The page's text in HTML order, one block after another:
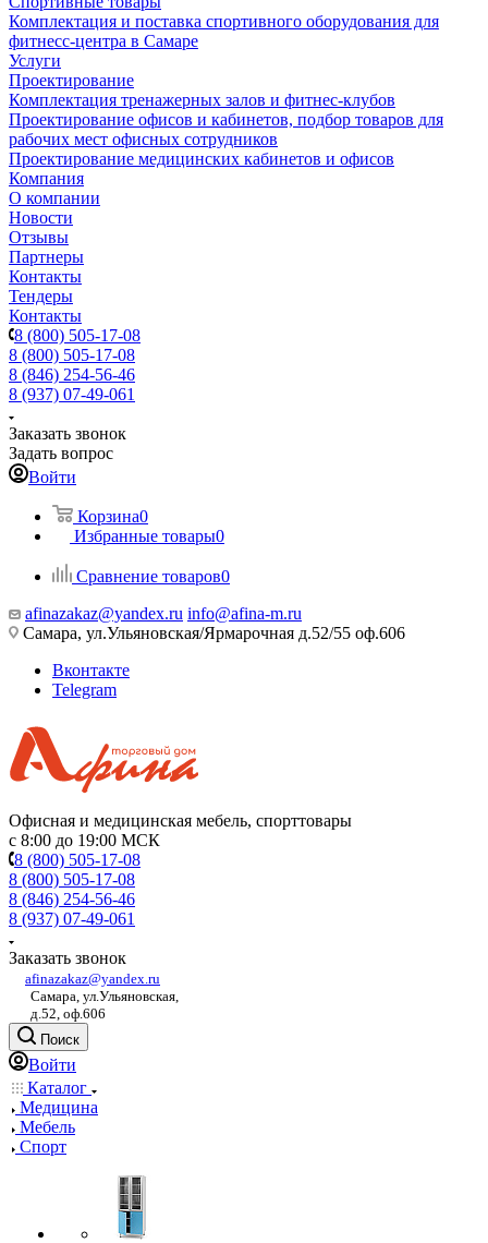
Комплектация и поставка спортивного оборудования для
фитнесс-центра в Самаре
Услуги
Проектирование
Комплектация тренажерных залов и фитнес-клубов
Проектирование офисов и кабинетов, подбор товаров для
рабочих мест офисных сотрудников
Проектирование медицинских кабинетов и офисов
Компания
О компании
Новости
Отзывы
Партнеры
Контакты
Тендеры
Контакты
8 (800) 505-17-08
8 (800) 505-17-08
8 (846) 254-56-46
8 (937) 07-49-061
Заказать звонок
Задать вопрос
Войти
Корзина0
Избранные товары0
Сравнение товаров0
afinazakaz@yandex.ru info@afina-m.ru
Самара, ул.Ульяновская/Ярмарочная д.52/55 оф.606
Вконтакте
Telegram
Офисная и медицинская мебель, спорттовары
с 8:00 до 19:00 МСК
8 (800) 505-17-08
8 (800) 505-17-08
8 (846) 254-56-46
8 (937) 07-49-061
Заказать звонок
afinazakaz@yandex.ru
Самара, ул.Ульяновская,
д.52, оф.606
Поиск
Войти
Каталог
Медицина
Мебель
Спорт